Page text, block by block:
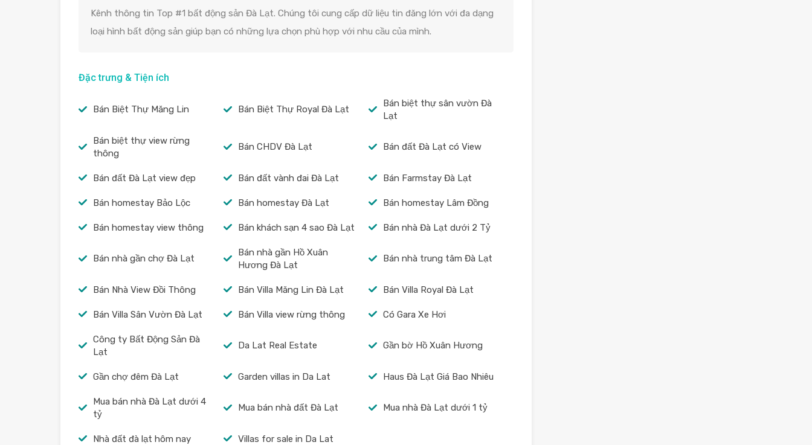
Kênh thông tin Top #1 bất động sản Đà Lạt. Chúng tôi cung cấp dữ liệu tin đăng lớn với đa dạng
loại hình bất động sản giúp bạn có những lựa chọn phù hợp với nhu cầu của mình.
Đặc trưng & Tiện ích
Bán Biệt Thự Măng Lin Bán Biệt Thự Royal Đà Lạt
Bán biệt thự sân vườn Đà
Lạt
Bán biệt thự view rừng
thông
Bán CHDV Đà Lạt Bán đất Đà Lạt có View
Bán đất Đà Lạt view đẹp Bán đất vành đai Đà Lạt Bán Farmstay Đà Lạt
Bán homestay Bảo Lộc Bán homestay Đà Lạt Bán homestay Lâm Đồng
Bán homestay view thông Bán khách sạn 4 sao Đà Lạt Bán nhà Đà Lạt dưới 2 Tỷ
Bán nhà gần chợ Đà Lạt
Bán nhà gần Hồ Xuân
Hương Đà Lạt
Bán nhà trung tâm Đà Lạt
Bán Nhà View Đồi Thông Bán Villa Măng Lin Đà Lạt Bán Villa Royal Đà Lạt
Bán Villa Sân Vườn Đà Lạt Bán Villa view rừng thông Có Gara Xe Hơi
Công ty Bất Động Sản Đà
Lạt
Da Lat Real Estate Gần bờ Hồ Xuân Hương
Gần chợ đêm Đà Lạt Garden villas in Da Lat Haus Đà Lạt Giá Bao Nhiêu
Mua bán nhà Đà Lạt dưới 4
tỷ
Mua bán nhà đất Đà Lạt Mua nhà Đà Lạt dưới 1 tỷ
Nhà đất đà lạt hôm nay Villas for sale in Da Lat